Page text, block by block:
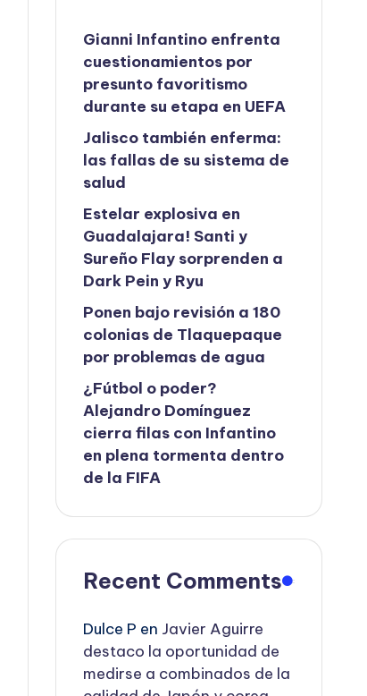
Gianni Infantino enfrenta
cuestionamientos por
presunto favoritismo
durante su etapa en UEFA
Jalisco también enferma:
las fallas de su sistema de
salud
Estelar explosiva en
Guadalajara! Santi y
Sureño Flay sorprenden a
Dark Pein y Ryu
Ponen bajo revisión a 180
colonias de Tlaquepaque
por problemas de agua
¿Fútbol o poder?
Alejandro Domínguez
cierra filas con Infantino
en plena tormenta dentro
de la FIFA
Recent Comments
Dulce P en Javier Aguirre
destaco la oportunidad de
medirse a combinados de la